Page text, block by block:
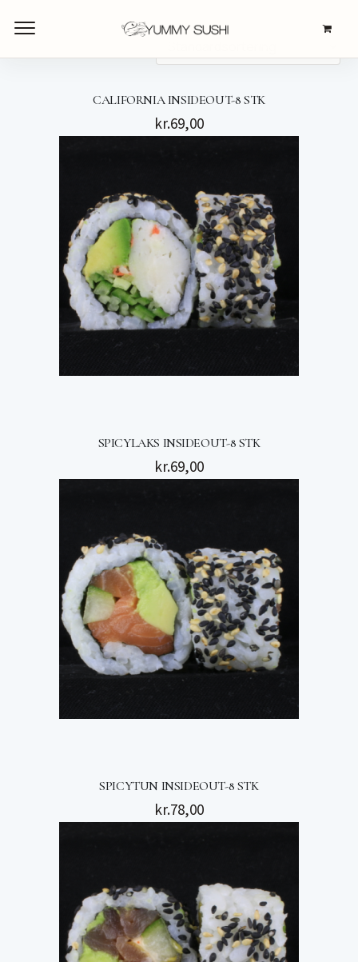
CALIFORNIA INSIDEOUT-8 STK
kr.69,00
SPICYLAKS INSIDEOUT-8 STK
kr.69,00
SPICYTUN INSIDEOUT-8 STK
kr.78,00